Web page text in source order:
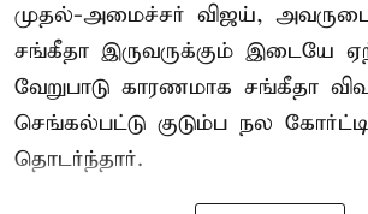
முதல்-அமைச்சர் விஜய்,
சங்கீதா இருவருக்கும் இடையே
வேறுபாடு காரணமாக சங்கீதா
செங்கல்பட்டு குடும்ப நல
தொடர்ந்தார்.